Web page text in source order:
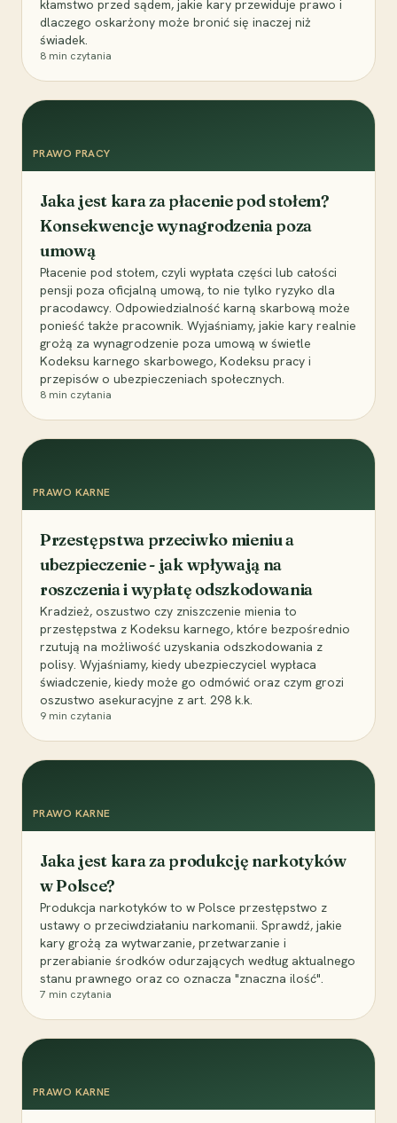
kłamstwo przed sądem, jakie kary przewiduje prawo i
dlaczego oskarżony może bronić się inaczej niż
świadek.
8 min czytania
PRAWO PRACY
Jaka jest kara za płacenie pod stołem?
Konsekwencje wynagrodzenia poza
umową
Płacenie pod stołem, czyli wypłata części lub całości
pensji poza oficjalną umową, to nie tylko ryzyko dla
pracodawcy. Odpowiedzialność karną skarbową może
ponieść także pracownik. Wyjaśniamy, jakie kary realnie
grożą za wynagrodzenie poza umową w świetle
Kodeksu karnego skarbowego, Kodeksu pracy i
przepisów o ubezpieczeniach społecznych.
8 min czytania
PRAWO KARNE
Przestępstwa przeciwko mieniu a
ubezpieczenie - jak wpływają na
roszczenia i wypłatę odszkodowania
Kradzież, oszustwo czy zniszczenie mienia to
przestępstwa z Kodeksu karnego, które bezpośrednio
rzutują na możliwość uzyskania odszkodowania z
polisy. Wyjaśniamy, kiedy ubezpieczyciel wypłaca
świadczenie, kiedy może go odmówić oraz czym grozi
oszustwo asekuracyjne z art. 298 k.k.
9 min czytania
PRAWO KARNE
Jaka jest kara za produkcję narkotyków
w Polsce?
Produkcja narkotyków to w Polsce przestępstwo z
ustawy o przeciwdziałaniu narkomanii. Sprawdź, jakie
kary grożą za wytwarzanie, przetwarzanie i
przerabianie środków odurzających według aktualnego
stanu prawnego oraz co oznacza "znaczna ilość".
7 min czytania
PRAWO KARNE